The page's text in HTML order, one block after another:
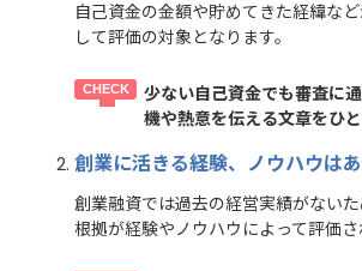
自己資金の金額や貯めてきた経緯な
して評価の対象となります。
少ない自己資金でも審査に
機や熱意を伝える文章をひと
創業に活きる経験、ノウハウは
創業融資では過去の経営実績がない
根拠が経験やノウハウによって評価さ